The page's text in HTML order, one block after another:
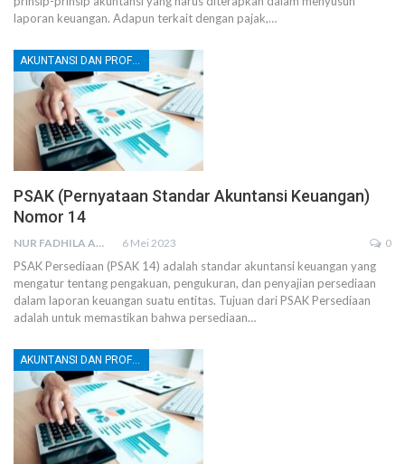
laporan keuangan. Adapun terkait dengan pajak,…
AKUNTANSI DAN PROFESI AKUNTAN
PSAK (Pernyataan Standar Akuntansi Keuangan)
Nomor 14
NUR FADHILA AMRI, SE., AK., M.SI 6 Mei 2023 0
PSAK Persediaan (PSAK 14) adalah standar akuntansi keuangan yang
mengatur tentang pengakuan, pengukuran, dan penyajian persediaan
dalam laporan keuangan suatu entitas. Tujuan dari PSAK Persediaan
adalah untuk memastikan bahwa persediaan…
AKUNTANSI DAN PROFESI AKUNTAN